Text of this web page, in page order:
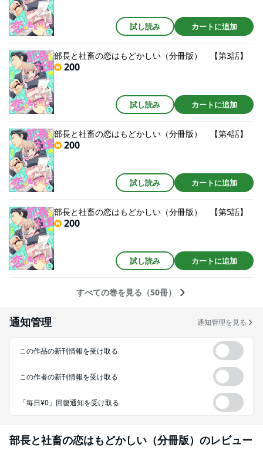
試し読み カートに追加
部長と社畜の恋はもどかしい（分冊版） 【第3話】
200
試し読み カートに追加
部長と社畜の恋はもどかしい（分冊版） 【第4話】
200
試し読み カートに追加
部長と社畜の恋はもどかしい（分冊版） 【第5話】
200
試し読み カートに追加
すべての巻を見る（50冊）
通知管理 通知管理を見る
この作品の新刊情報を受け取る
この作者の新刊情報を受け取る
「毎日¥0」回復通知を受け取る
部長と社畜の恋はもどかしい（分冊版） のレビュー